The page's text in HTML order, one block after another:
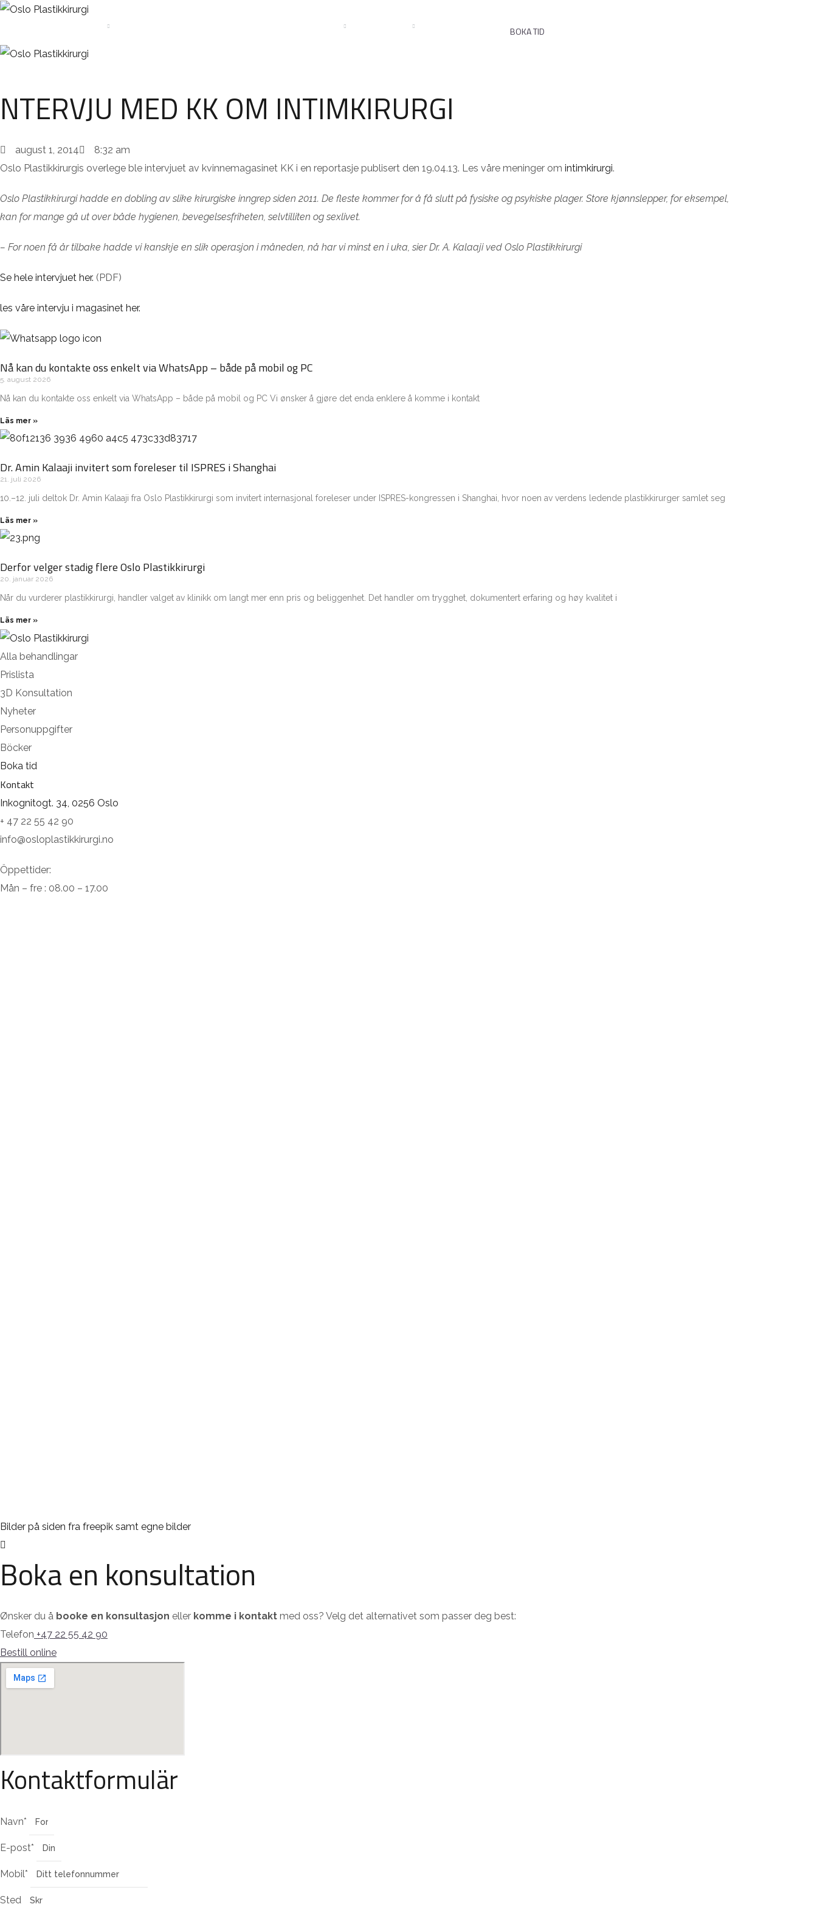
BOKA TID
NTERVJU MED KK OM INTIMKIRURGI
august 1, 2014
8:32 am
Oslo Plastikkirurgis overlege ble intervjuet av kvinnemagasinet KK i en reportasje publisert den 19.04.13. Les våre meninger om intimkirurgi.
Oslo Plastikkirurgi hadde en dobling av slike kirurgiske inngrep siden 2011. De fleste kommer for å få slutt på fysiske og psykiske plager. Store kjønnslepper, for eksempel,
kan for mange gå ut over både hygienen, bevegelsesfriheten, selvtilliten og sexlivet.
– For noen få år tilbake hadde vi kanskje en slik operasjon i måneden, nå har vi minst en i uka, sier Dr. A. Kalaaji ved Oslo Plastikkirurgi
Se hele intervjuet her. (PDF)
les våre intervju i magasinet her.
Nå kan du kontakte oss enkelt via WhatsApp – både på mobil og PC
5. august 2026
Nå kan du kontakte oss enkelt via WhatsApp – både på mobil og PC Vi ønsker å gjøre det enda enklere å komme i kontakt
Läs mer »
Dr. Amin Kalaaji invitert som foreleser til ISPRES i Shanghai
21. juli 2026
10.–12. juli deltok Dr. Amin Kalaaji fra Oslo Plastikkirurgi som invitert internasjonal foreleser under ISPRES-kongressen i Shanghai, hvor noen av verdens ledende plastikkirurger samlet seg
Läs mer »
Derfor velger stadig flere Oslo Plastikkirurgi
20. januar 2026
Når du vurderer plastikkirurgi, handler valget av klinikk om langt mer enn pris og beliggenhet. Det handler om trygghet, dokumentert erfaring og høy kvalitet i
Läs mer »
Alla behandlingar
Prislista
3D Konsultation
Nyheter
Personuppgifter
Böcker
Boka tid
Kontakt
Inkognitogt. 34, 0256 Oslo
+ 47 22 55 42 90
info@osloplastikkirurgi.no
Öppettider:
Mån – fre : 08.00 – 17.00
Bilder på siden fra freepik samt egne bilder
Boka en konsultation
Ønsker du å booke en konsultasjon eller komme i kontakt med oss? Velg det alternativet som passer deg best:
Telefon +47 22 55 42 90
Bestill online
Kontaktformulär
Navn*
E-post*
Mobil*
Sted